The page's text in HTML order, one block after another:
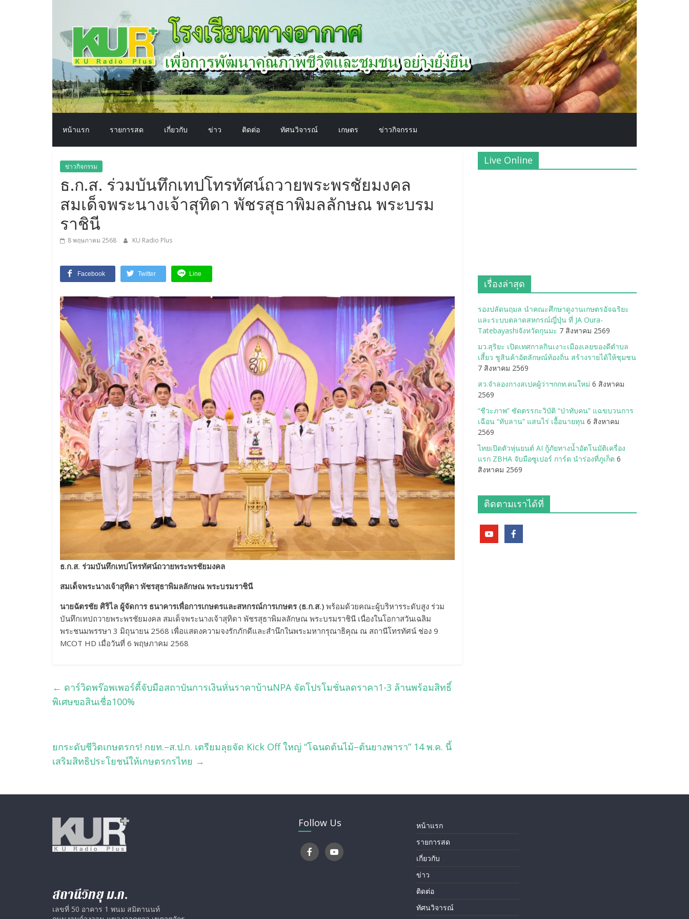
โรงเรียน
ทาง
อากาศ​
เพื่อ
พัฒนา
คุณภาพ
ชีวิต
หน้าแรก รายการสด เกี่ยวกับ ข่าว ติดต่อ ทัศนวิจารณ์ เกษตร ข่าวกิจกรรม
ข่าวกิจกรรม
ธ.ก.ส. ร่วมบันทึกเทปโทรทัศน์ถวายพระพรชัยมงคล
สมเด็จพระนางเจ้าสุทิดา พัชรสุธาพิมลลักษณ พระบรม
ราชินี
8 พฤษภาคม 2568 KU Radio Plus
Facebook Twitter Line
ธ.ก.ส. ร่วมบันทึกเทปโทรทัศน์ถวายพระพรชัยมงคล
สมเด็จพระนางเจ้าสุทิดา พัชรสุธาพิมลลักษณ พระบรมราชินี
นายฉัตรชัย ศิริไล ผู้จัดการ ธนาคารเพื่อการเกษตรและสหกรณ์การเกษตร (ธ.ก.ส.) พร้อมด้วยคณะผู้บริหารระดับสูง ร่วม
บันทึกเทปถวายพระพรชัยมงคล สมเด็จพระนางเจ้าสุทิดา พัชรสุธาพิมลลักษณ พระบรมราชินี เนื่องในโอกาสวันเฉลิม
พระชนมพรรษา 3 มิถุนายน 2568 เพื่อแสดงความจงรักภักดีและสำนึกในพระมหากรุณาธิคุณ ณ สถานีโทรทัศน์ ช่อง 9
MCOT HD เมื่อวันที่ 6 พฤษภาคม 2568
← ดาร์วิดพร๊อพเพอร์ตี้จับมือสถาบันการเงินหั่นราคาบ้านNPA จัดโปรโมชั่นลดราคา1-3 ล้านพร้อมสิทธิ์
พิเศษขอสินเชื่อ100%
ยกระดับชีวิตเกษตรกร! กยท.–ส.ป.ก. เตรียมลุยจัด Kick Off ใหญ่ “โฉนดต้นไม้–ต้นยางพารา” 14 พ.ค. นี้
เสริมสิทธิประโยชน์ให้เกษตรกรไทย →
Live Online
เรื่องล่าสุด
รองปลัดนฤมล นำคณะศึกษาดูงานเกษตรอัจฉริยะ
และระบบตลาดสหกรณ์ญี่ปุ่น ที่ JA Oura-
Tatebayashiจังหวัดกุนมะ 7 สิงหาคม 2569
มว.สุริยะ เปิดเทศกาลกินเงาะเมืองเลยของดีตำบล
เสี้ยว ชูสินค้าอัตลักษณ์ท้องถิ่น สร้างรายได้ให้ชุมชน
7 สิงหาคม 2569
สว.จำลองกางสเปคผู้ว่าฯกกท.คนใหม่ 6 สิงหาคม
2569
“ชีวะภาพ” ซัดตรรกะวิบัติ “ป่าทับคน” แฉขบวนการ
เฉือน “ทับลาน” แสนไร่ เอื้อนายทุน 6 สิงหาคม
2569
ไทยเปิดตัวหุ่นยนต์ AI กู้ภัยทางน้ำอัตโนมัติเครื่อง
แรก ZBHA จับมือซูเปอร์ การ์ด นำร่องที่ภูเก็ต 6
สิงหาคม 2569
ติดตามเราได้ที่
สถานีวิทยุ ม.ก.
เลขที่ 50 อาคาร 1 พนม สมิตานนท์
Follow Us
หน้าแรก
รายการสด
เกี่ยวกับ
ข่าว
ติดต่อ
ทัศนวิจารณ์